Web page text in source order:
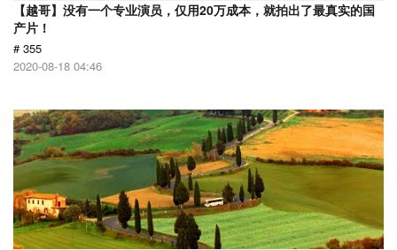
【越哥】没有一个专业演员，仅用20万成本，就拍出了最真实的国
产片！
# 355
2020-08-18 04:46